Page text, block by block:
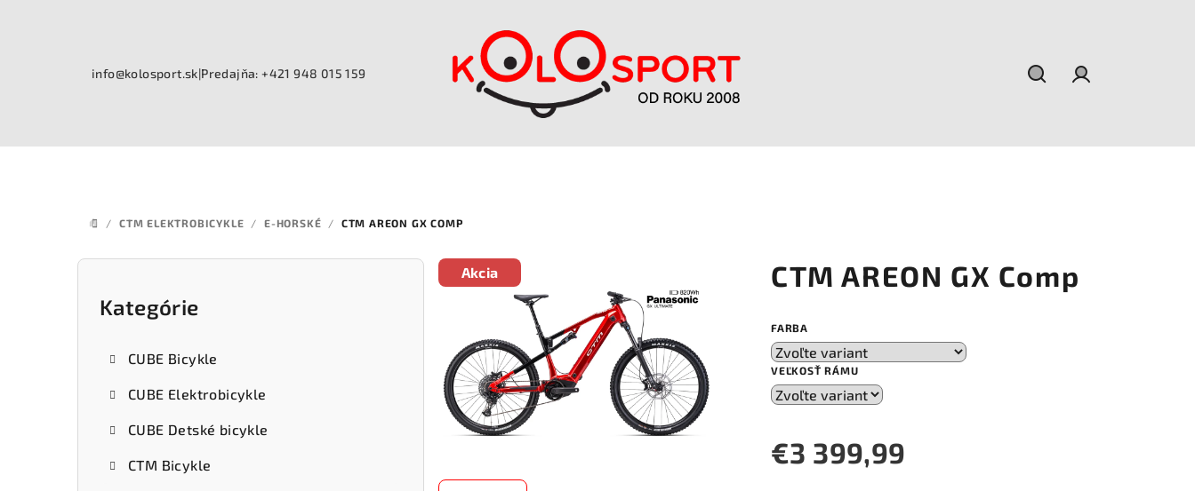
info@kolosport.sk|Predajňa: +421 948 015 159
DOMOV
/ CTM ELEKTROBICYKLE / E-HORSKÉ / CTM AREON GX COMP
Preskočiť
Kategórie
CUBE Bicykle
CUBE Elektrobicykle
CUBE Detské bicykle
CTM Bicykle
CTM AREON GX Comp
FARBA
VEĽKOSŤ RÁMU
€3 399,99
Akcia